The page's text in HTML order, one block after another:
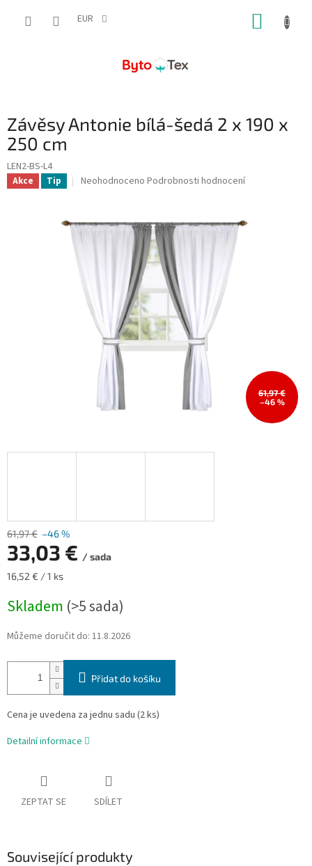
EUR
Závěsy Antonie bílá-šedá 2 x 190 x
250 cm
LEN2-BS-L4
Akce Tip
Průměrné
je
0,0
z
Neohodnoceno Podrobnosti hodnocení
61,97 €
–46 %
61,97 € –46 %
33,03 € / sada
Měrná
16,52 € / 1 ks
Skladem (>5 sada)
Můžeme doručit do: 11.8.2026
Přidat do košíku
Cena je uvedena za jednu sadu (2 ks)
Detailní informace
ZEPTAT SE SDÍLET
Související produkty